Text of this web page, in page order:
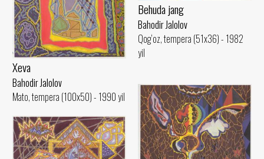
Xeva
Bahodir Jalolov
Mato, tempera (100x50) - 1990 yil
Behuda jang
Bahodir Jalolov
Qog‘oz, tempera (51x36) - 1982
yil